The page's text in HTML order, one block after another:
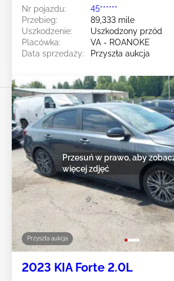
Nr pojazdu:
45******
Przebieg:
89,333 mile
Uszkodzenie:
Uszkodzony przód
Placówka:
VA - ROANOKE
Data sprzedaży:
Przyszła aukcja
Przyszła aukcja
Przesuń w prawo, aby
więcej zdjęć
2023 KIA Forte 2.0L